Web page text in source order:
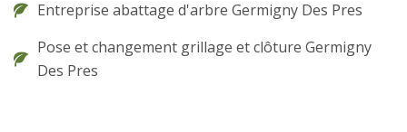
Entreprise abattage d'arbre Germigny Des Pres
Pose et changement grillage et clôture Germigny
Des Pres